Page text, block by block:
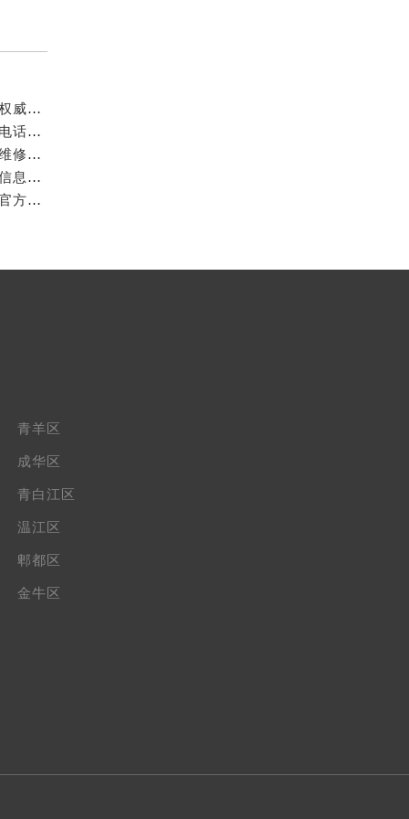
成都万国官方售后服务中心｜最新电话和官方维修地址权威信息公示（2026年7月最新）
亲身探访成都万国官方售后服务中心｜网点地址与客服电话（2026年7月最新）
亲身到店探访成都万国官方售后服务中心｜官方地址与维修热线（2026年7月最新）
成都万国官方售后服务中心｜最新热线及维修地址权威信息公示（2026年7月最新）
亲身到店探访成都万国官方售后服务中心｜维修地址与官方客服热线（2026年7月最新）
青羊区
成华区
青白江区
温江区
郫都区
金牛区